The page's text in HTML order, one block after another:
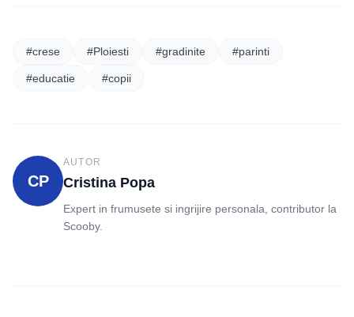
#crese #Ploiesti #gradinite #parinti
#educatie #copii
CP
AUTOR
Cristina Popa
Expert in frumusete si ingrijire personala, contributor la
Scooby.